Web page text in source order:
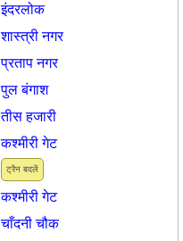
इंदरलोक
शास्त्री नगर
प्रताप नगर
पुल बंगाश
तीस हजारी
ट्रैन बदलें
कश्मीरी गेट
कश्मीरी गेट
चाँदनी चौक